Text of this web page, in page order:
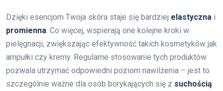
Dzięki esencjom Twoja skóra staje się bardziej elastyczna i
promienna. Co więcej, wspierają one kolejne kroki w
pielęgnacji, zwiększając efektywność takich kosmetyków jak
ampułki czy kremy. Regularne stosowanie tych produktów
pozwala utrzymać odpowiedni poziom nawilżenia – jest to
szczególnie ważne dla osób borykających się z suchością